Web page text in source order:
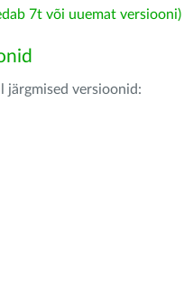
7t või uuemat versiooni)
järgmised versioonid: